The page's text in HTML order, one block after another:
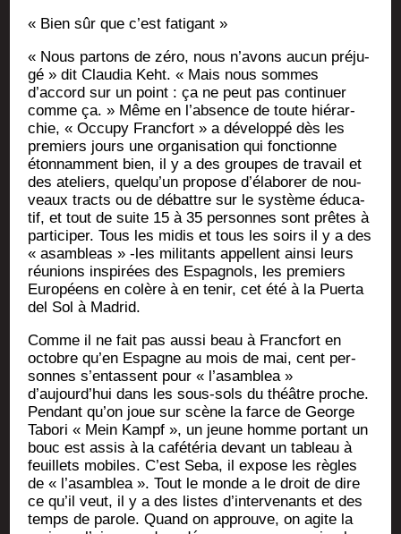
« Bien sûr que c’est fatigant »
« Nous par­tons de zéro, nous n’avons aucun pré­ju­
gé » dit Clau­dia Keht. « Mais nous sommes
d’accord sur un point : ça ne peut pas conti­nuer
comme ça. » Même en l’absence de toute hié­rar­
chie, « Occu­py Franc­fort » a déve­lop­pé dès les
pre­miers jours une orga­ni­sa­tion qui fonc­tionne
éton­nam­ment bien, il y a des groupes de tra­vail et
des ate­liers, quelqu’un pro­pose d’élaborer de nou­
veaux tracts ou de débattre sur le sys­tème édu­ca­
tif, et tout de suite 15 à 35 per­sonnes sont prêtes à
par­ti­ci­per. Tous les midis et tous les soirs il y a des
« asam­bleas » ‑les mili­tants appellent ain­si leurs
réunions ins­pi­rées des Espa­gnols, les pre­miers
Euro­péens en colère à en tenir, cet été à la Puer­ta
del Sol à Madrid.
Comme il ne fait pas aus­si beau à Franc­fort en
octobre qu’en Espagne au mois de mai, cent per­
sonnes s’entassent pour « l’asamblea »
d’aujourd’hui dans les sous-sols du théâtre proche.
Pen­dant qu’on joue sur scène la farce de George
Tabo­ri « Mein Kampf », un jeune homme por­tant un
bouc est assis à la café­té­ria devant un tableau à
feuillets mobiles. C’est Seba, il expose les règles
de « l’asamblea ». Tout le monde a le droit de dire
ce qu’il veut, il y a des listes d’intervenants et des
temps de parole. Quand on approuve, on agite la